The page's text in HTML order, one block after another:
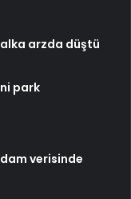
arzda düştü
park
verisinde